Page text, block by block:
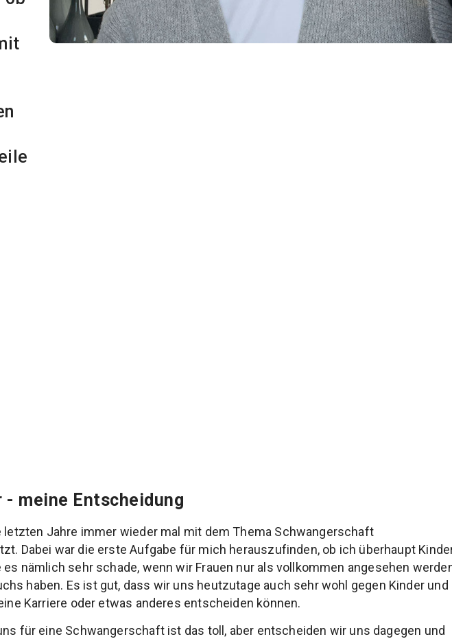
- meine Entscheidung
letzten Jahre immer wieder mal mit dem Thema Schwangerschaft
Dabei war die erste Aufgabe für mich herauszufinden, ob ich überhaupt
nämlich sehr schade, wenn wir Frauen nur als vollkommen angesehen
haben. Es ist gut, dass wir uns heutzutage auch sehr wohl gegen Kinder und
Karriere oder etwas anderes entscheiden können.
für eine Schwangerschaft ist das toll, aber entscheiden wir uns dagegen und